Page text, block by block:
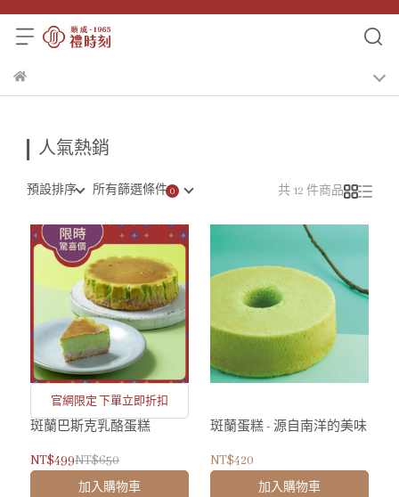
人氣熱銷
預設排序 所有篩選條件 共 12 件商品
官網限定 下單立即折扣
斑蘭巴斯克乳酪蛋糕
NT$499NT$650
加入購物車
斑蘭蛋糕 - 源自南洋的美味
NT$420
加入購物車